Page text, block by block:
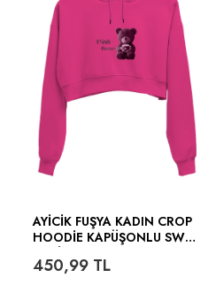
AYICIK FUŞYA KADIN CROP
HOODIE KAPÜŞONLU SWEA
450,99 TL